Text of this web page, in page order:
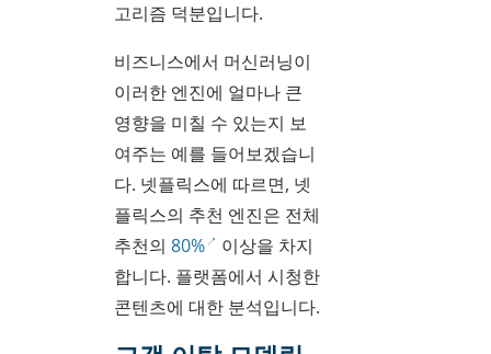
고리즘 덕분입니다.
비즈니스에서 머신러닝이
이러한 엔진에 얼마나 큰
영향을 미칠 수 있는지 보
여주는 예를 들어보겠습니
다. 넷플릭스에 따르면, 넷
플릭스의 추천 엔진은 전체
추천의 80%
이상을 차지
합니다. 플랫폼에서 시청한
콘텐츠에 대한 분석입니다.